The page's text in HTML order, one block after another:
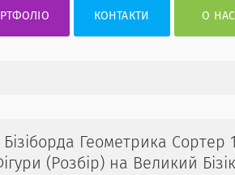
КОНТАКТИ О НАС
Геометрика
(Розбір) на Великий